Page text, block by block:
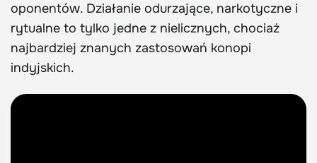
oponentów. Działanie odurzające, narkotyczne i
rytualne to tylko jedne z nielicznych, chociaż
najbardziej znanych zastosowań konopi
indyjskich.